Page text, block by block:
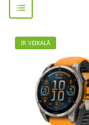
IR VEIKALĀ